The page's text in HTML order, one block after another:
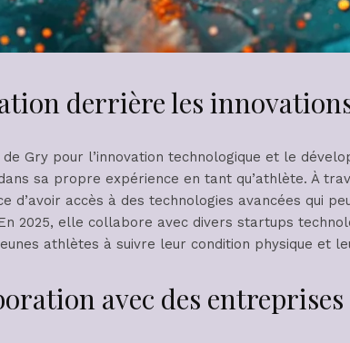
derrière les
de Gry pour l’innovation technologique et le
sa propre expérience en tant qu’athlète. À
d’avoir accès à des technologies avancées qui
2025, elle collabore avec divers startups
athlètes à suivre leur condition physique et
avec des